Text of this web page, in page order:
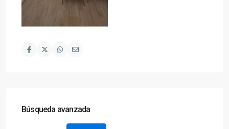
Búsqueda avanzada